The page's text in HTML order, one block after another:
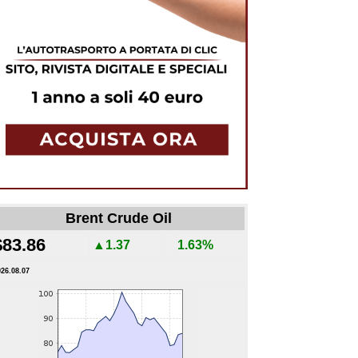
Brent Crude Oil
▲1.37 1.63%